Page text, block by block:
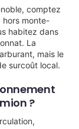
comptez
monte-
habitez dans
La
mais le
surcoût local.
?